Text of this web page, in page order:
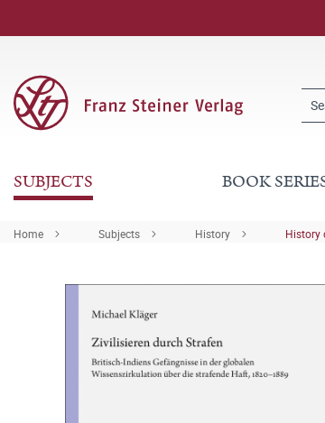
SUBJECTS BOOK
Home Subjects History History